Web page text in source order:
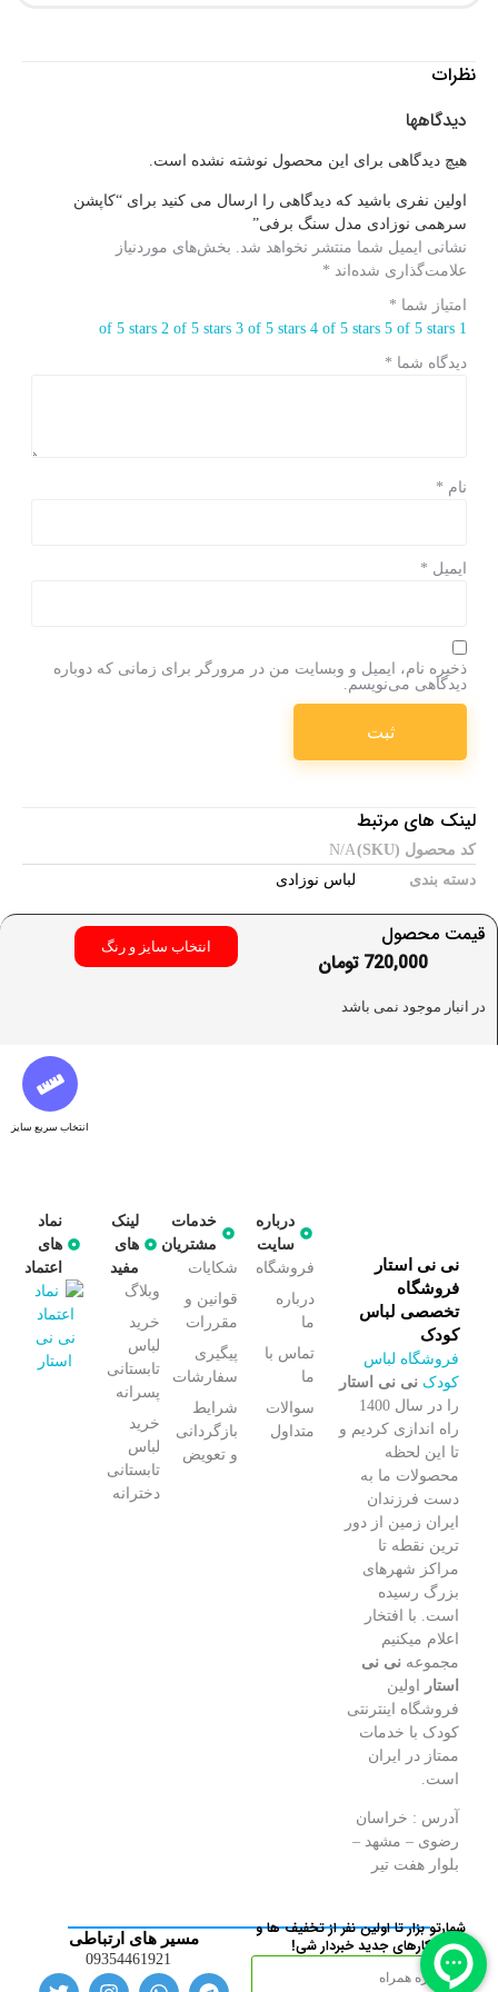
نظرات
دیدگاهها
هیچ دیدگاهی برای این محصول نوشته نشده است.
اولین نفری باشید که دیدگاهی را ارسال می کنید برای “کاپشن
سرهمی نوزادی مدل سنگ برفی”
نشانی ایمیل شما منتشر نخواهد شد.
بخش‌های موردنیاز
علامت‌گذاری شده‌اند *
امتیاز شما *
1 of 5 stars
2 of 5 stars 3 of 5 stars 4 of 5 stars 5 of 5 stars
دیدگاه شما *
نام *
ایمیل *
ذخیره نام، ایمیل و وبسایت من در مرورگر برای زمانی که دوباره
دیدگاهی می‌نویسم.
لینک های مرتبط
کد محصول (SKU)
N/A
دسته بندی
لباس نوزادی
قیمت محصول
720,000 تومان
انتخاب سایز و رنگ
در انبار موجود نمی باشد
انتخاب سریع سایز
نی نی استار
فروشگاه
تخصصی لباس
کودک
فروشگاه لباس
کودک نی نی استار
را در سال 1400
راه اندازی کردیم و
تا این لحظه
محصولات ما به
دست فرزندان
ایران زمین از دور
ترین نقطه تا
مراکز شهرهای
بزرگ رسیده
است. با افتخار
اعلام میکنیم
مجموعه نی نی
استار
اولین
فروشگاه اینترنتی
کودک با خدمات
ممتاز در ایران
است.
آدرس : خراسان
رضوی – مشهد –
بلوار هفت تیر
درباره
سایت
فروشگاه
درباره
ما
تماس با
ما
سوالات
متداول
خدمات
مشتریان
شکایات
قوانین و
مقررات
پیگیری
سفارشات
شرایط
بازگردانی
و تعویض
لینک
های
مفید
وبلاگ
خرید
لباس
تابستانی
پسرانه
خرید
لباس
تابستانی
دخترانه
نماد
های
اعتماد
شمارتو بزار تا اولین نفر از تخفیف ها و
کارهای جدید خبردار شی!
مسیر های ارتباطی
09354461921